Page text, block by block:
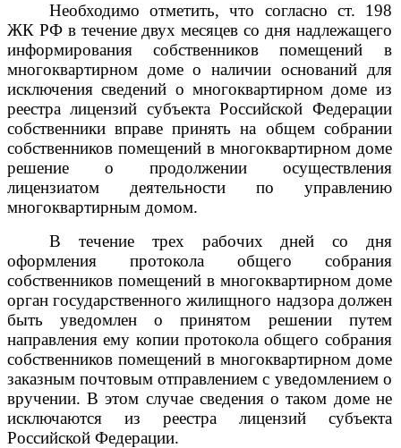
Необходимо отметить, что согласно ст. 198
ЖК РФ в течение двух месяцев со дня надлежащего
информирования собственников помещений в
многоквартирном доме о наличии оснований для
исключения сведений о многоквартирном доме из
реестра лицензий субъекта Российской Федерации
собственники вправе принять на общем собрании
собственников помещений в многоквартирном доме
решение о продолжении осуществления
лицензиатом деятельности по управлению
многоквартирным домом.
В течение трех рабочих дней со дня
оформления протокола общего собрания
собственников помещений в многоквартирном доме
орган государственного жилищного надзора должен
быть уведомлен о принятом решении путем
направления ему копии протокола общего собрания
собственников помещений в многоквартирном доме
заказным почтовым отправлением с уведомлением о
вручении. В этом случае сведения о таком доме не
исключаются из реестра лицензий субъекта
Российской Федерации.